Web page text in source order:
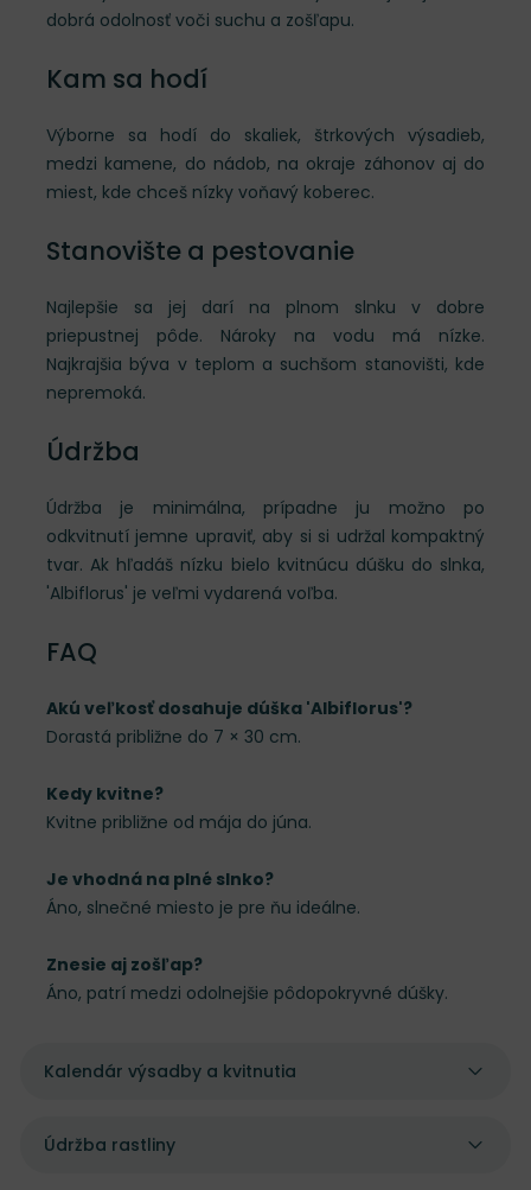
dobrá odolnosť voči suchu a zošľapu.
Kam sa hodí
Výborne sa hodí do skaliek, štrkových výsadieb,
medzi kamene, do nádob, na okraje záhonov aj do
miest, kde chceš nízky voňavý koberec.
Stanovište a pestovanie
Najlepšie sa jej darí na plnom slnku v dobre
priepustnej pôde. Nároky na vodu má nízke.
Najkrajšia býva v teplom a suchšom stanovišti, kde
nepremoká.
Údržba
Údržba je minimálna, prípadne ju možno po
odkvitnutí jemne upraviť, aby si si udržal kompaktný
tvar. Ak hľadáš nízku bielo kvitnúcu dúšku do slnka,
'Albiflorus' je veľmi vydarená voľba.
FAQ
Akú veľkosť dosahuje dúška 'Albiflorus'?
Dorastá približne do 7 × 30 cm.
Kedy kvitne?
Kvitne približne od mája do júna.
Je vhodná na plné slnko?
Áno, slnečné miesto je pre ňu ideálne.
Znesie aj zošľap?
Áno, patrí medzi odolnejšie pôdopokryvné dúšky.
Kalendár výsadby a kvitnutia
Údržba rastliny